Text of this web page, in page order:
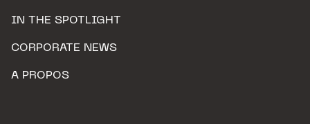
IN THE SPOTLIGHT
CORPORATE NEWS
A PROPOS